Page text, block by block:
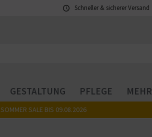
Schneller & sicherer Versand
GESTALTUNG PFLEGE MEHR
SOMMER SALE BIS 09.08.2026